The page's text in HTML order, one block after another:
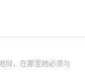
狱，在那里她必须与